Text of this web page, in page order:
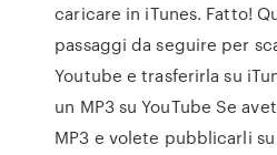
caricare in iTunes. Fatto!
passaggi da seguire per
Youtube e trasferirla su
un MP3 su YouTube Se
MP3 e volete pubblicarli